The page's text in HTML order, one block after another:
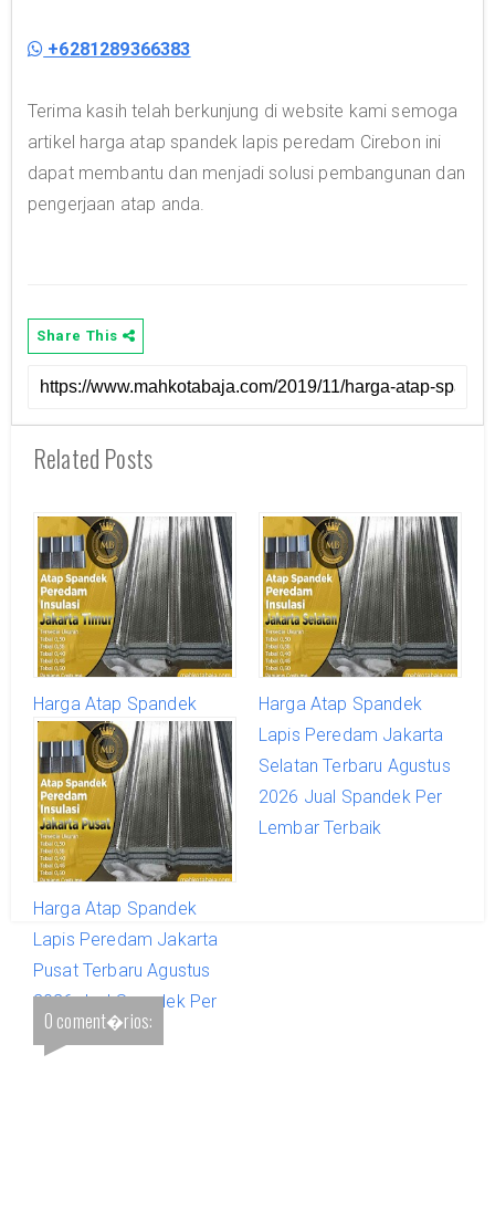
+6281289366383
Terima kasih telah berkunjung di website kami semoga
artikel harga atap spandek lapis peredam Cirebon ini
dapat membantu dan menjadi solusi pembangunan dan
pengerjaan atap anda.
Share This
Related Posts
Harga Atap Spandek
Lapis Peredam Jakarta
Timur Terbaru Agustus
2026 Jual Spandek Per
Lembar Terbaik
Harga Atap Spandek
Lapis Peredam Jakarta
Selatan Terbaru Agustus
2026 Jual Spandek Per
Lembar Terbaik
Harga Atap Spandek
Lapis Peredam Jakarta
Pusat Terbaru Agustus
2026 Jual Spandek Per
Lembar Terbaik
0 coment�rios: